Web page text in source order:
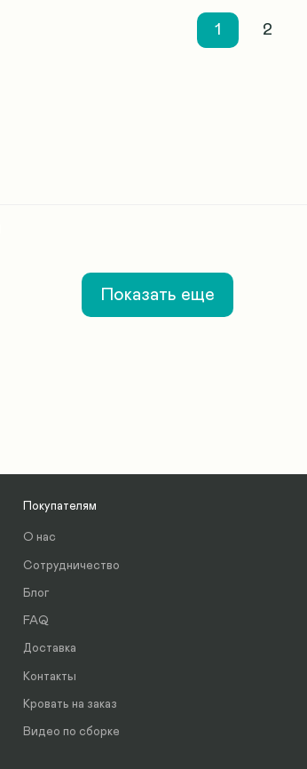
1 2
Показать еще
Покупателям
О нас
Сотрудничество
Блог
FAQ
Доставка
Контакты
Кровать на заказ
Видео по сборке